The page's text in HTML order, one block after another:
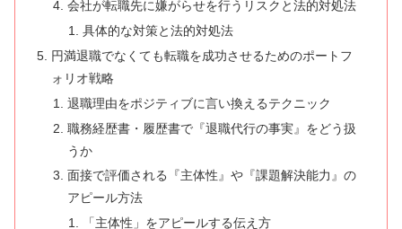
会社が転職先に嫌がらせを行うリスクと法的対処法
具体的な対策と法的対処法
円満退職でなくても転職を成功させるためのポートフ
ォリオ戦略
退職理由をポジティブに言い換えるテクニック
職務経歴書・履歴書で『退職代行の事実』をどう扱
うか
面接で評価される『主体性』や『課題解決能力』の
アピール方法
「主体性」をアピールする伝え方